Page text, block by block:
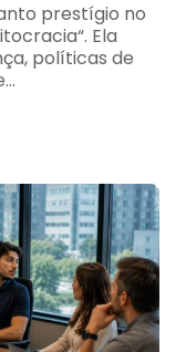
prestígio no
Ela
políticas de